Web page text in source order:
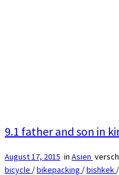
9.1 father and son in
August 17, 2015 in Asien
bicycle /bikepacking /bishkek /